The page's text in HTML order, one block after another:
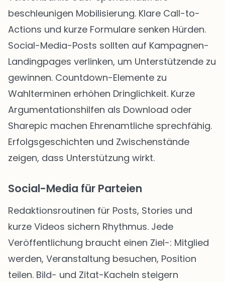
beschleunigen Mobilisierung. Klare Call-to-
Actions und kurze Formulare senken Hürden.
Social-Media-Posts sollten auf Kampagnen-
Landingpages verlinken, um Unterstützende zu
gewinnen. Countdown-Elemente zu
Wahlterminen erhöhen Dringlichkeit. Kurze
Argumentationshilfen als Download oder
Sharepic machen Ehrenamtliche sprechfähig.
Erfolgsgeschichten und Zwischenstände
zeigen, dass Unterstützung wirkt.
Social-Media für Parteien
Redaktionsroutinen für Posts, Stories und
kurze Videos sichern Rhythmus. Jede
Veröffentlichung braucht einen Ziel-: Mitglied
werden, Veranstaltung besuchen, Position
teilen. Bild- und Zitat-Kacheln steigern